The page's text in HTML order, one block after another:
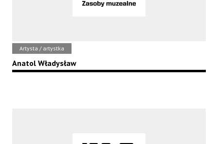
Artysta / artystka
Anatol Władysław